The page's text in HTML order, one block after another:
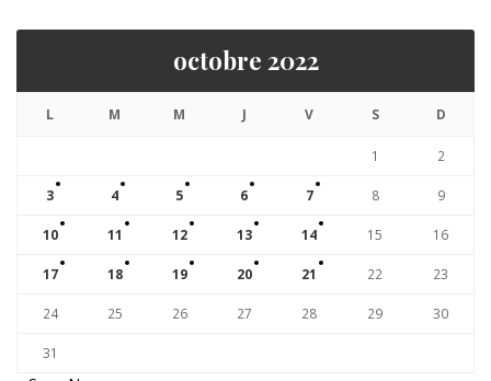
octobre 2022
L M M J V S D
1 2
3 4 5 6 7 8 9
10 11 12 13 14 15 16
17 18 19 20 21 22 23
24 25 26 27 28 29 30
31